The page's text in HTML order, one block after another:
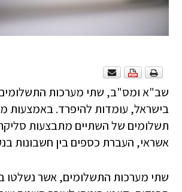
שב"א ומס"ב, שתי מערכות
בישראל, עומדות להיפרד. באמצעות
תשלומים של השתיים מתבצעות
אשראי, העברת כספים בין חשבונות
שתי מערכות התשלומים, אשר נשלטו